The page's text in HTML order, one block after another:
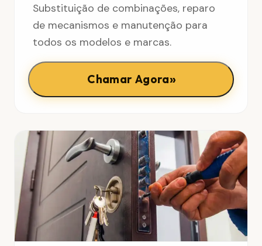
Substituição de combinações, reparo
de mecanismos e manutenção para
todos os modelos e marcas.
Chamar Agora»